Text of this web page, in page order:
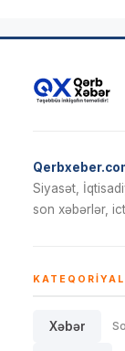
Siyasət,
son xəbərlər,
Xəbər